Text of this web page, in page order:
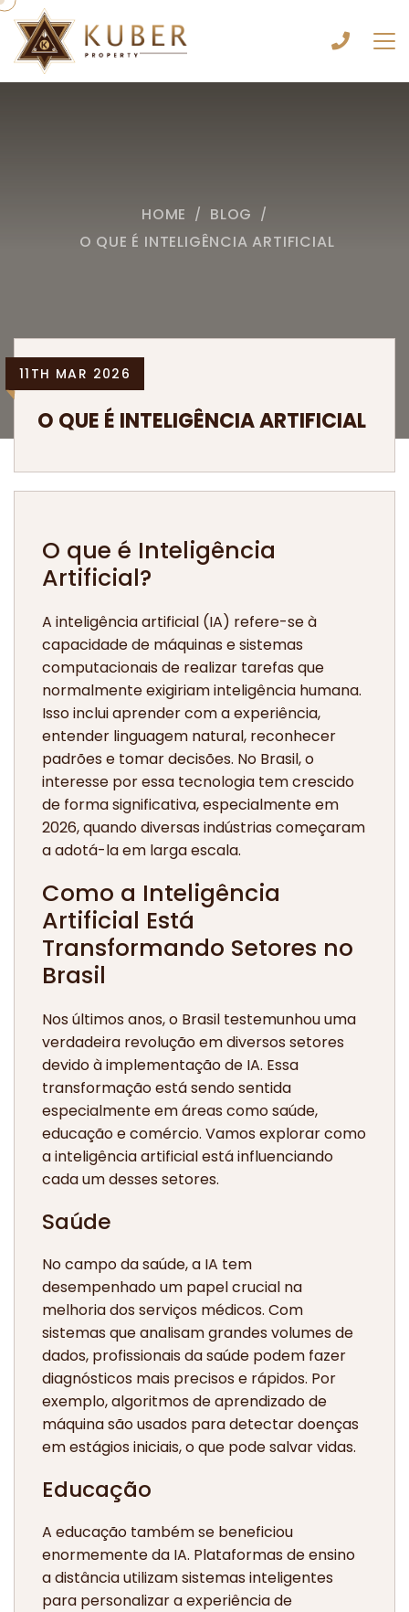
HOME / BLOG /
O QUE É INTELIGÊNCIA ARTIFICIAL
11TH MAR 2026
O QUE É INTELIGÊNCIA ARTIFICIAL
O que é Inteligência
Artificial?
A inteligência artificial (IA) refere-se à
capacidade de máquinas e sistemas
computacionais de realizar tarefas que
normalmente exigiriam inteligência humana.
Isso inclui aprender com a experiência,
entender linguagem natural, reconhecer
padrões e tomar decisões. No Brasil, o
interesse por essa tecnologia tem crescido
de forma significativa, especialmente em
2026, quando diversas indústrias começaram
a adotá-la em larga escala.
Como a Inteligência
Artificial Está
Transformando Setores no
Brasil
Nos últimos anos, o Brasil testemunhou uma
verdadeira revolução em diversos setores
devido à implementação de IA. Essa
transformação está sendo sentida
especialmente em áreas como saúde,
educação e comércio. Vamos explorar como
a inteligência artificial está influenciando
cada um desses setores.
Saúde
No campo da saúde, a IA tem
desempenhado um papel crucial na
melhoria dos serviços médicos. Com
sistemas que analisam grandes volumes de
dados, profissionais da saúde podem fazer
diagnósticos mais precisos e rápidos. Por
exemplo, algoritmos de aprendizado de
máquina são usados para detectar doenças
em estágios iniciais, o que pode salvar vidas.
Educação
A educação também se beneficiou
enormemente da IA. Plataformas de ensino
a distância utilizam sistemas inteligentes
para personalizar a experiência de